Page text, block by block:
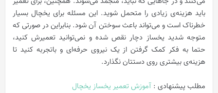
باید هزینه‌ی زیادی را متحمل شوید. این مسئله برای یخچال بسیار
خطرناک است و می‌تواند باعث سوختن آن شود. بنابراین در صورتی که
متوجه شدید یخساز دچار نقص شده و نمی‌توانید تعمیرش کنید،
حتما به فکر کمک گرفتن از یک نیروی حرفه‌ای و باتجربه کنید تا
هزینه‌ی بیشتری روی دستتان نگذارد.
مطلب پیشنهادی : آموزش تعمیر یخساز یخچال